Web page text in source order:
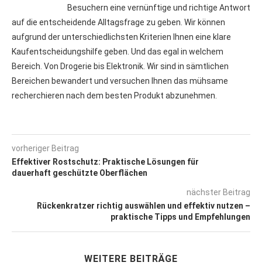
Besuchern eine vernünftige und richtige Antwort
auf die entscheidende Alltagsfrage zu geben. Wir können
aufgrund der unterschiedlichsten Kriterien Ihnen eine klare
Kaufentscheidungshilfe geben. Und das egal in welchem
Bereich. Von Drogerie bis Elektronik. Wir sind in sämtlichen
Bereichen bewandert und versuchen Ihnen das mühsame
recherchieren nach dem besten Produkt abzunehmen.
vorheriger Beitrag
Effektiver Rostschutz: Praktische Lösungen für
dauerhaft geschützte Oberflächen
nächster Beitrag
Rückenkratzer richtig auswählen und effektiv nutzen –
praktische Tipps und Empfehlungen
WEITERE BEITRÄGE